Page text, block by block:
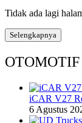
Tidak ada lagi
Selengkapnya
OTOMOTIF
iCAR V27
6 Agustus